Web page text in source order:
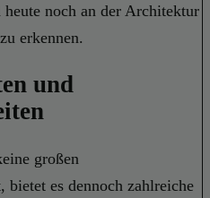
heute noch an der Architektur
erkennen.
und
großen
bietet es dennoch zahlreiche